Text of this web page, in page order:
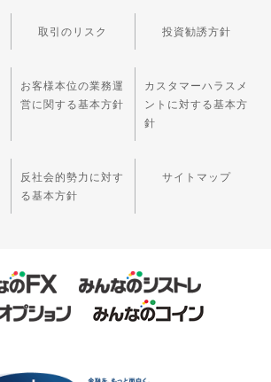
取引のリスク 投資勧誘方針
お客様本位の業務運
営に関する基本方針
カスタマーハラスメ
ントに対する基本方
針
反社会的勢力に対す
る基本方針
サイトマップ